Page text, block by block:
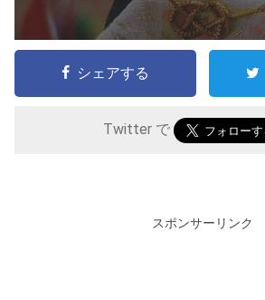
シェアする
Twitter で
スポンサーリンク